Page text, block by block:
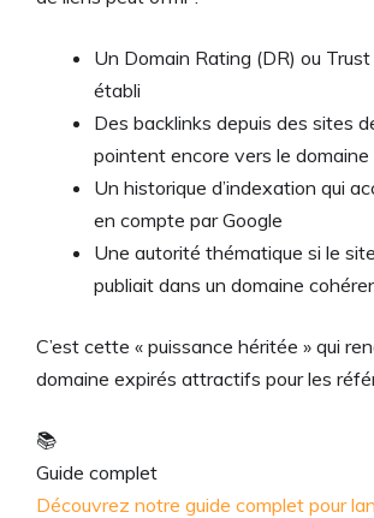
Un Domain Rating (DR) ou
établi
Des backlinks depuis des sites
pointent encore vers le domaine
Un historique d’indexation qui
en compte par Google
Une autorité thématique si le
publiait dans un domaine
C’est cette « puissance héritée » qui
domaine expirés attractifs pour les
📚
Guide complet
Découvrez notre guide complet pour